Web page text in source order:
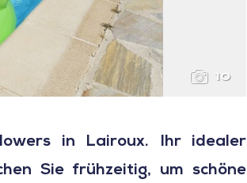
10
in Lairoux. Ihr idealer
Sie frühzeitig, um schöne